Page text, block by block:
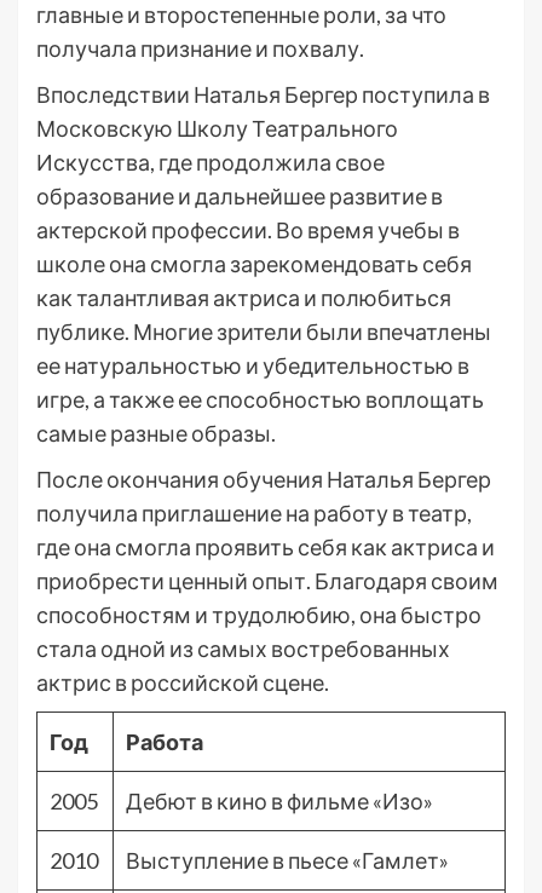
главные и второстепенные роли, за что
получала признание и похвалу.
Впоследствии Наталья Бергер поступила в
Московскую Школу Театрального
Искусства, где продолжила свое
образование и дальнейшее развитие в
актерской профессии. Во время учебы в
школе она смогла зарекомендовать себя
как талантливая актриса и полюбиться
публике. Многие зрители были впечатлены
ее натуральностью и убедительностью в
игре, а также ее способностью воплощать
самые разные образы.
После окончания обучения Наталья Бергер
получила приглашение на работу в театр,
где она смогла проявить себя как актриса и
приобрести ценный опыт. Благодаря своим
способностям и трудолюбию, она быстро
стала одной из самых востребованных
актрис в российской сцене.
Год Работа
2005 Дебют в кино в фильме «Изо»
2010 Выступление в пьесе «Гамлет»